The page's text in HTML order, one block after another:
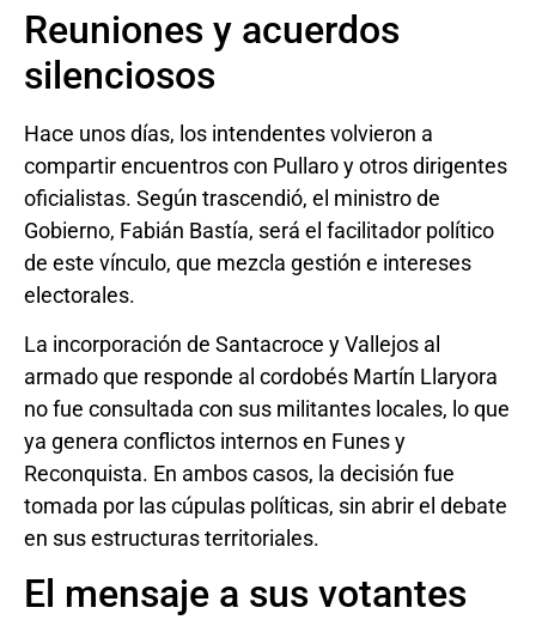
Reuniones y acuerdos
silenciosos
Hace unos días, los intendentes volvieron a
compartir encuentros con Pullaro y otros dirigentes
oficialistas. Según trascendió, el ministro de
Gobierno, Fabián Bastía, será el facilitador político
de este vínculo, que mezcla gestión e intereses
electorales.
La incorporación de Santacroce y Vallejos al
armado que responde al cordobés Martín Llaryora
no fue consultada con sus militantes locales, lo que
ya genera conflictos internos en Funes y
Reconquista. En ambos casos, la decisión fue
tomada por las cúpulas políticas, sin abrir el debate
en sus estructuras territoriales.
El mensaje a sus votantes